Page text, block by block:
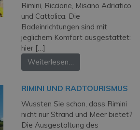
Rimini, Riccione, Misano Adriatico
und Cattolica. Die
Badeinrichtungen sind mit
jeglichem Komfort ausgestattet:
hier […]
Weiterlesen…
RIMINI UND RADTOURISMUS
Wussten Sie schon, dass Rimini
nicht nur Strand und Meer bietet?
Die Ausgestaltung des